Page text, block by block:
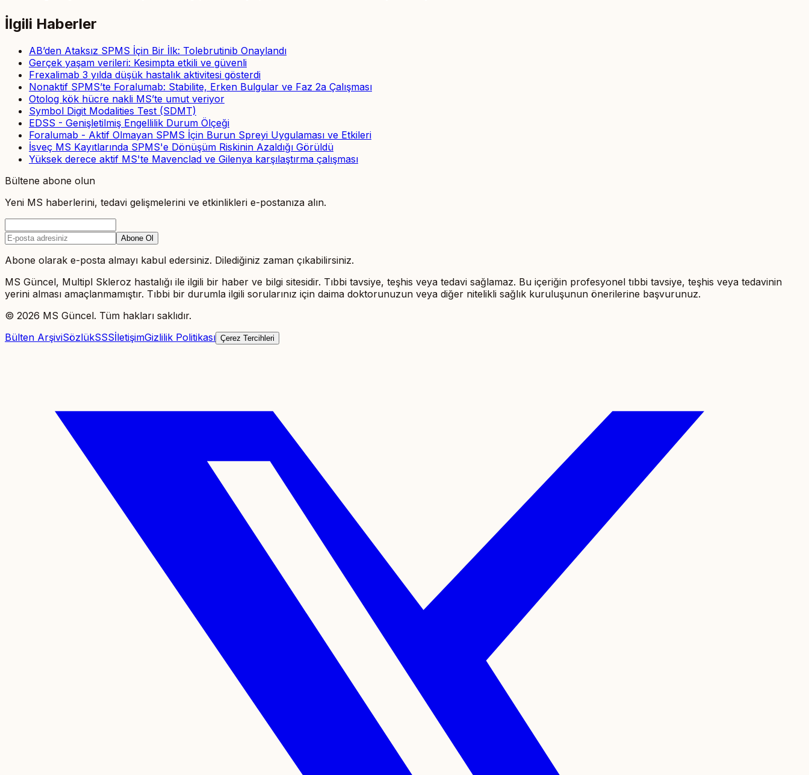
İlgili Haberler
AB’den Ataksız SPMS İçin Bir İlk: Tolebrutinib Onaylandı
Gerçek yaşam verileri: Kesimpta etkili ve güvenli
Frexalimab 3 yılda düşük hastalık aktivitesi gösterdi
Nonaktif SPMS’te Foralumab: Stabilite, Erken Bulgular ve Faz 2a Çalışması
Otolog kök hücre nakli MS’te umut veriyor
Symbol Digit Modalities Test (SDMT)
EDSS - Genişletilmiş Engellilik Durum Ölçeği
Foralumab - Aktif Olmayan SPMS İçin Burun Spreyi Uygulaması ve Etkileri
İsveç MS Kayıtlarında SPMS'e Dönüşüm Riskinin Azaldığı Görüldü
Yüksek derece aktif MS'te Mavenclad ve Gilenya karşılaştırma çalışması
Bültene abone olun
Yeni MS haberlerini, tedavi gelişmelerini ve etkinlikleri e-postanıza alın.
Abone Ol
Abone olarak e-posta almayı kabul edersiniz. Dilediğiniz zaman çıkabilirsiniz.
MS Güncel, Multipl Skleroz hastalığı ile ilgili bir haber ve bilgi sitesidir. Tıbbi tavsiye, teşhis veya tedavi sağlamaz. Bu içeriğin profesyonel tıbbi tavsiye, teşhis veya tedavinin
yerini alması amaçlanmamıştır. Tıbbi bir durumla ilgili sorularınız için daima doktorunuzun veya diğer nitelikli sağlık kuruluşunun önerilerine başvurunuz.
© 2026 MS Güncel. Tüm hakları saklıdır.
Bülten ArşiviSözlükSSSİletişimGizlilik Politikası Çerez Tercihleri